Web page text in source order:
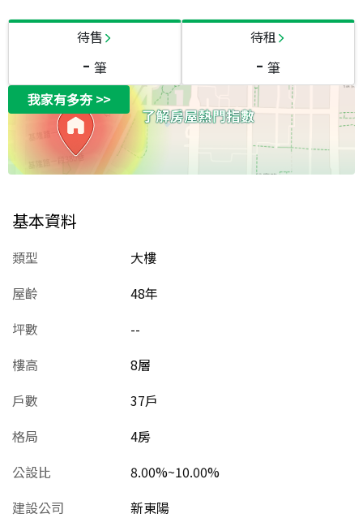
待售
- 筆
待租
- 筆
我家有多夯>>
基本資料
類型
大樓
屋齡
48年
坪數
--
樓高
8層
戶數
37戶
格局
4房
公設比
8.00%~10.00%
建設公司
新東陽